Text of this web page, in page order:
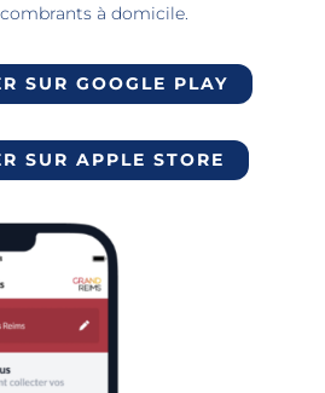
à domicile.
SUR GOOGLE PLAY
SUR APPLE STORE